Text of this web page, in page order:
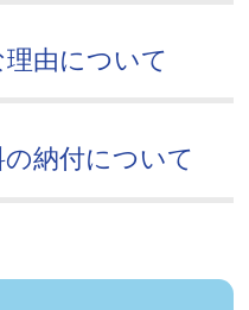
由について
納付について